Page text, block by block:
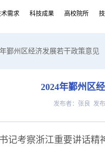
术需求 科技成果 高校院所
鄞州区经济发展若干政策意见
2024年鄞州区
发布者：张良 发布
记考察浙江重要讲话